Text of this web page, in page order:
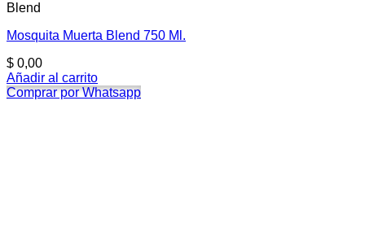
Blend
Mosquita Muerta Blend 750 Ml.
$ 0,00
Añadir al carrito
Comprar por Whatsapp